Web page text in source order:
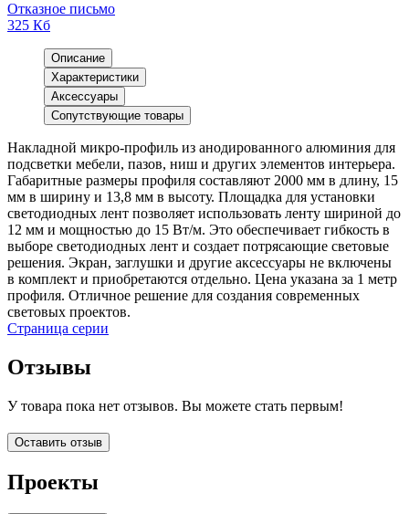
Отказное письмо
325 Кб
Описание
Характеристики
Аксессуары
Сопутствующие товары
Накладной микро-профиль из анодированного алюминия для
подсветки мебели, пазов, ниш и других элементов интерьера.
Габаритные размеры профиля составляют 2000 мм в длину, 15
мм в ширину и 13,8 мм в высоту. Площадка для установки
светодиодных лент позволяет использовать ленту шириной до
12 мм и мощностью до 15 Вт/м. Это обеспечивает гибкость в
выборе светодиодных лент и создает потрясающие световые
решения. Экран, заглушки и другие аксессуары не включены
в комплект и приобретаются отдельно. Цена указана за 1 метр
профиля. Отличное решение для создания современных
световых проектов.
Страница серии
Отзывы
У товара пока нет отзывов. Вы можете стать первым!
Оставить отзыв
Проекты